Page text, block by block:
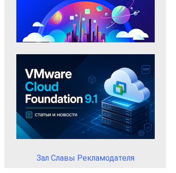
Зал Славы Рекламодателя